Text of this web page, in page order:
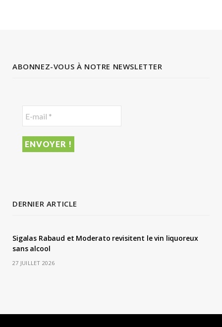
ABONNEZ-VOUS À NOTRE NEWSLETTER
DERNIER ARTICLE
Sigalas Rabaud et Moderato revisitent le vin liquoreux
sans alcool
27 JUILLET 2026